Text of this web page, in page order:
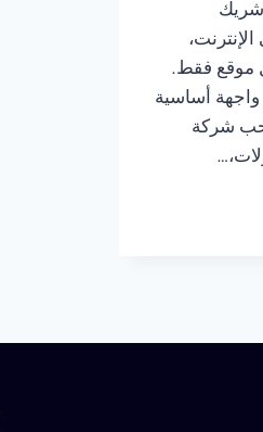
شريك
موقع فقط.
واجهة أساسية
شركة